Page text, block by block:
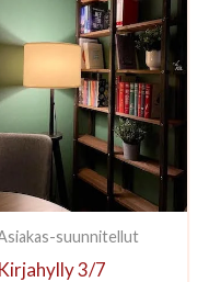
suunnitellut
Kirjahylly 3/7